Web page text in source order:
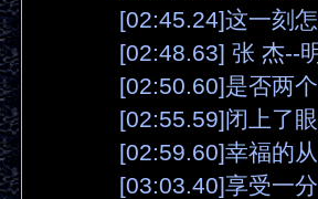
[02:45.24]这一刻
[02:48.63] 张 杰--
[02:50.60]是否两
[02:55.59]闭上了
[02:59.60]幸福的
[03:03.40]享受一